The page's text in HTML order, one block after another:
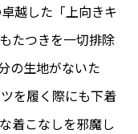
越した「上向きキ
たつきを一切排除
の生地がないた
を履く際にも下着
着こなしを邪魔し